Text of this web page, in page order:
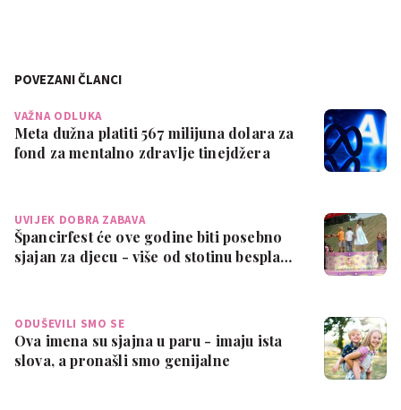
POVEZANI ČLANCI
VAŽNA ODLUKA
Meta dužna platiti 567 milijuna dolara za
fond za mentalno zdravlje tinejdžera
UVIJEK DOBRA ZABAVA
Špancirfest će ove godine biti posebno
sjajan za djecu - više od stotinu bespla…
ODUŠEVILI SMO SE
Ova imena su sjajna u paru - imaju ista
slova, a pronašli smo genijalne